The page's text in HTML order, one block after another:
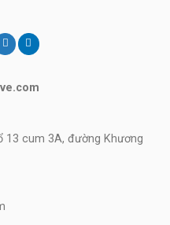
13 cum 3A, đường Khương